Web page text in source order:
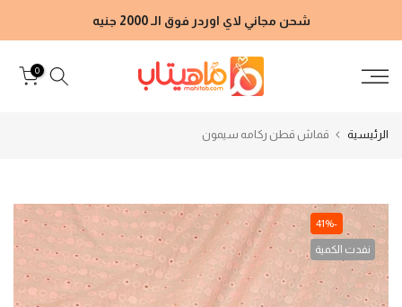
إلى
شحن مجاني لاي اوردر فوق الـ 2000 جنيه
0
الرئيسية قماش قطن ركامه سيمون
-41%
نفدت الكمية